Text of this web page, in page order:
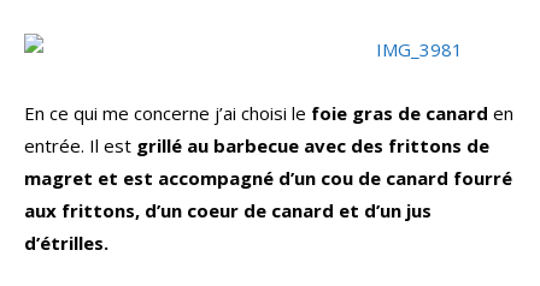
En ce qui me concerne j’ai choisi le foie gras de canard en
entrée. Il est grillé au barbecue avec des frittons de
magret et est accompagné d’un cou de canard fourré
aux frittons, d’un coeur de canard et d’un jus
d’étrilles.